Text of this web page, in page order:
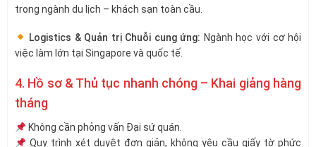
trong ngành du lịch – khách sạn toàn cầu.
Logistics & Quản trị Chuỗi cung ứng: Ngành học với cơ hội
việc làm lớn tại Singapore và quốc tế.
4. Hồ sơ & Thủ tục nhanh chóng – Khai giảng hàng
tháng
Không cần phỏng vấn Đại sứ quán.
Quy trình xét duyệt đơn giản, không yêu cầu giấy tờ phức